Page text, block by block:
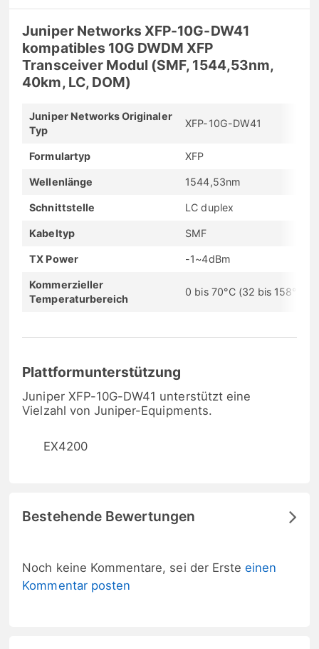
Juniper Networks XFP-10G-DW41
kompatibles 10G DWDM XFP
Transceiver Modul (SMF, 1544,53nm,
40km, LC, DOM)
Juniper Networks Originaler
Typ
XFP-10G-DW41
Formulartyp XFP
Wellenlänge 1544,53nm
Schnittstelle LC duplex
Kabeltyp SMF
TX Power -1~4dBm
Kommerzieller
Temperaturbereich
0 bis 70°C (32 bis 158°F)
Plattformunterstützung
Juniper XFP-10G-DW41 unterstützt eine
Vielzahl von Juniper-Equipments.
EX4200
Bestehende Bewertungen
Noch keine Kommentare, sei der Ersteeinen
Kommentar posten